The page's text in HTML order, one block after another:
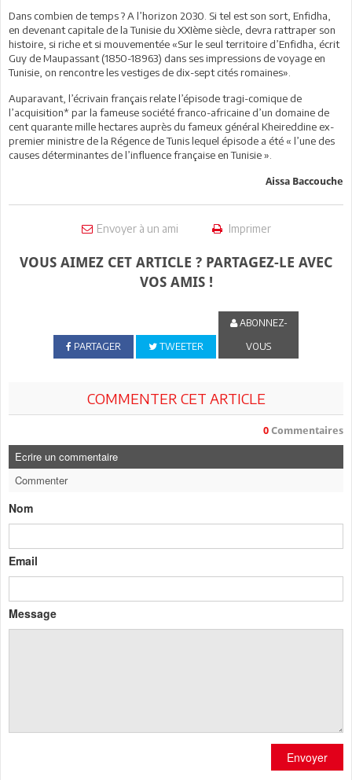
Dans combien de temps ? A l’horizon 2030. Si tel est son sort, Enfidha,
en devenant capitale de la Tunisie du XXIème siècle, devra rattraper son
histoire, si riche et si mouvementée «Sur le seul territoire d’Enfidha, écrit
Guy de Maupassant (1850-18963) dans ses impressions de voyage en
Tunisie, on rencontre les vestiges de dix-sept cités romaines».
Auparavant, l’écrivain français relate l’épisode tragi-comique de
l’acquisition* par la fameuse société franco-africaine d’un domaine de
cent quarante mille hectares auprès du fameux général Kheireddine ex-
premier ministre de la Régence de Tunis lequel épisode a été « l’une des
causes déterminantes de l’influence française en Tunisie ».
Aissa Baccouche
Envoyer à un ami Imprimer
VOUS AIMEZ CET ARTICLE ? PARTAGEZ-LE AVEC
VOS AMIS !
PARTAGER TWEETER
ABONNEZ-
VOUS
COMMENTER CET ARTICLE
0 Commentaires
Ecrire un commentaire
Commenter
Nom
Email
Message
Envoyer